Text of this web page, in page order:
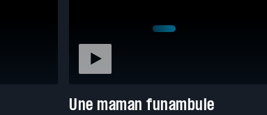
Une maman funambule